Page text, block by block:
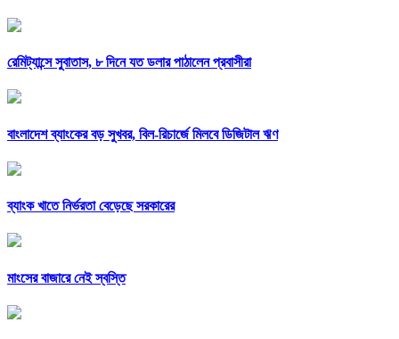
রেমিট্যান্সে সুবাতাস, ৮ দিনে যত ডলার পাঠালেন প্রবাসীরা
বাংলাদেশ ব্যাংকের বড় সুখবর, বিল-রিচার্জে মিলবে ডিজিটাল ঋণ
ব্যাংক খাতে নির্ভরতা বেড়েছে সরকারের
মাংসের বাজারে নেই স্বস্তি